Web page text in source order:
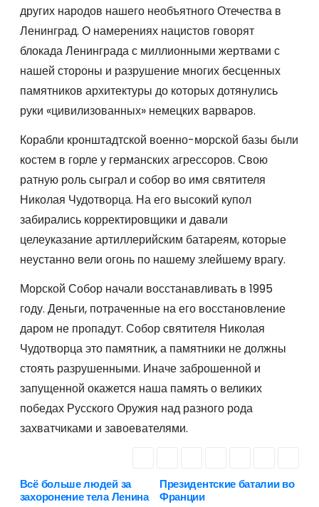
других народов нашего необъятного Отечества в
Ленинград. О намерениях нацистов говорят
блокада Ленинграда с миллионными жертвами с
нашей стороны и разрушение многих бесценных
памятников архитектуры до которых дотянулись
руки «цивилизованных» немецких варваров.
Корабли кронштадтской военно-морской базы были
костем в горле у германских агрессоров. Свою
ратную роль сыграл и собор во имя святителя
Николая Чудотворца. На его высокий купол
забирались корректировщики и давали
целеуказание артиллерийским батареям, которые
неустанно вели огонь по нашему злейшему врагу.
Морской Собор начали восстанавливать в 1995
году. Деньги, потраченные на его восстановление
даром не пропадут. Собор святителя Николая
Чудотворца это памятник, а памятники не должны
стоять разрушенными. Иначе заброшенной и
запущенной окажется наша память о великих
победах Русского Оружия над разного рода
захватчиками и завоевателями.
Н
Президентские баталии во
Франции
Всё больше людей за
захоронение тела Ленина